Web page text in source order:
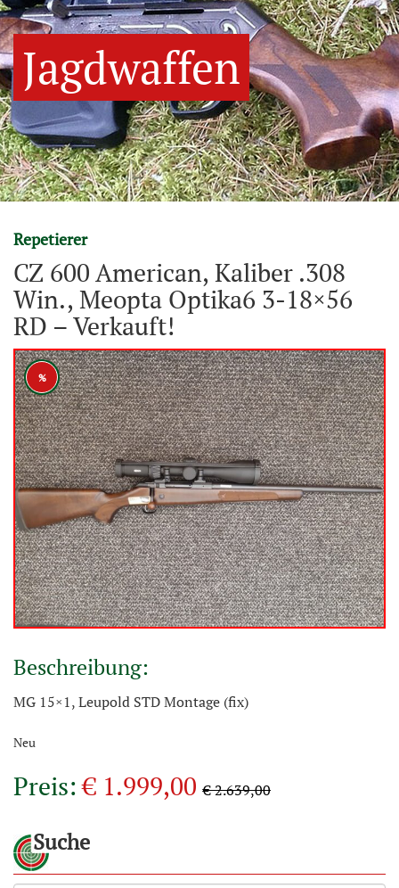
Jagdwaffen
Repetierer
CZ 600 American, Kaliber .308
Win., Meopta Optika6 3-18×56
RD – Verkauft!
%
Beschreibung:
MG 15×1, Leupold STD Montage (fix)
Neu
Preis:€ 1.999,00€ 2.639,00
Suche